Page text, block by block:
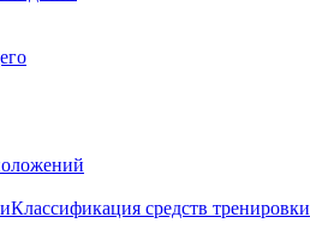
Классификация средств тренировки